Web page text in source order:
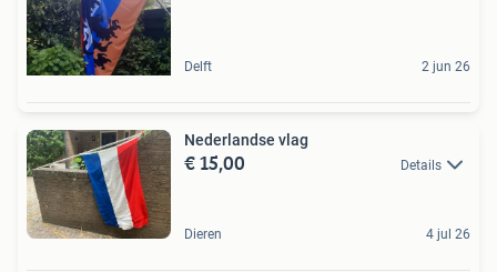
Delft 2 jun 26
Nederlandse vlag
€ 15,00 Details
Dieren 4 jul 26